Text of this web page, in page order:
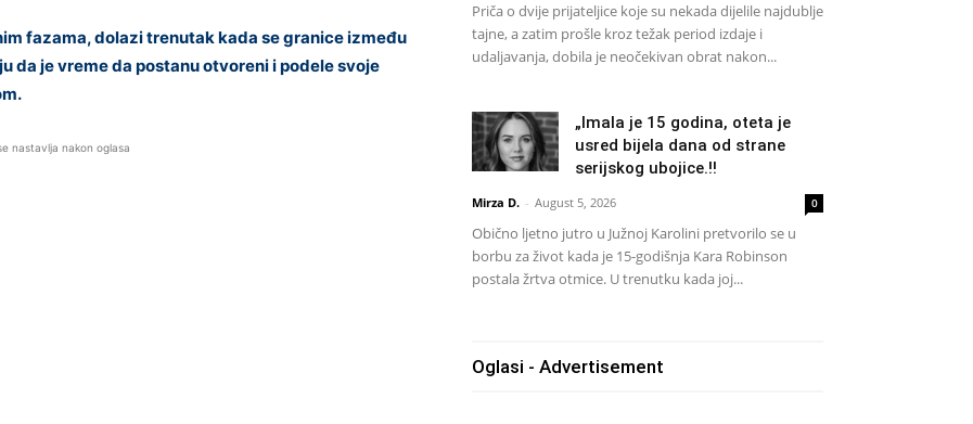
fazama, dolazi trenutak kada se granice između
da je vreme da postanu otvoreni i podele svoje
nastavlja nakon oglasa
Priča o dvije prijateljice koje su nekada dijelile najdublje
tajne, a zatim prošle kroz težak period izdaje i
udaljavanja, dobila je neočekivan obrat nakon...
„Imala je 15 godina, oteta je
usred bijela dana od strane
serijskog ubojice.!!
Mirza D. - August 5, 2026 0
Obično ljetno jutro u Južnoj Karolini pretvorilo se u
borbu za život kada je 15-godišnja Kara Robinson
postala žrtva otmice. U trenutku kada joj...
Oglasi - Advertisement